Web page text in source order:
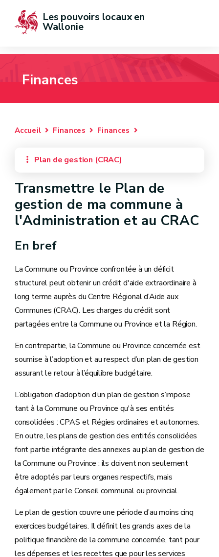
Les pouvoirs locaux en
Wallonie
Finances
Accueil Finances Finances
Plan de gestion (CRAC)
Transmettre le Plan de
gestion de ma commune à
l'Administration et au CRAC
En bref
La Commune ou Province confrontée à un déficit
structurel peut obtenir un crédit d'aide extraordinaire à
long terme auprès du Centre Régional d’Aide aux
Communes (CRAC). Les charges du crédit sont
partagées entre la Commune ou Province et la Région.
En contrepartie, la Commune ou Province concernée est
soumise à l’adoption et au respect d’un plan de gestion
assurant le retour à l’équilibre budgétaire.
L’obligation d’adoption d’un plan de gestion s’impose
tant à la Commune ou Province qu'à ses entités
consolidées : CPAS et Régies ordinaires et autonomes.
En outre, les plans de gestion des entités consolidées
font partie intégrante des annexes au plan de gestion de
la Commune ou Province : ils doivent non seulement
être adoptés par leurs organes respectifs, mais
également par le Conseil communal ou provincial.
Le plan de gestion couvre une période d’au moins cinq
exercices budgétaires. Il définit les grands axes de la
politique financière de la commune concernée, tant pour
les dépenses et les recettes que pour les services